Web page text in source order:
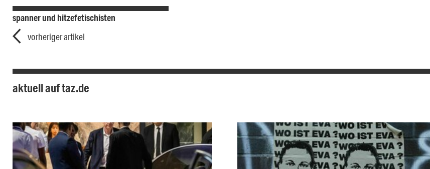
spanner und hitzefetischisten
vorheriger artikel
aktuell auf taz.de